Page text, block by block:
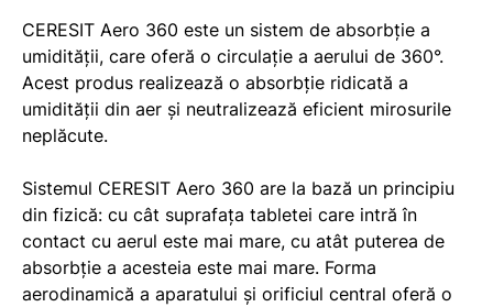
CERESIT Aero 360 este un sistem de absorbție a
umidității, care oferă o circulație a aerului de 360°.
Acest produs realizează o absorbție ridicată a
umidității din aer și neutralizează eficient mirosurile
neplăcute.
Sistemul CERESIT Aero 360 are la bază un principiu
din fizică: cu cât suprafața tabletei care intră în
contact cu aerul este mai mare, cu atât puterea de
absorbție a acesteia este mai mare. Forma
aerodinamică a aparatului și orificiul central oferă o